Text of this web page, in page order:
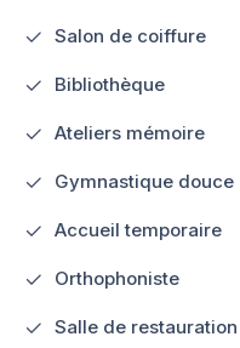
Salon de coiffure
Bibliothèque
Ateliers mémoire
Gymnastique douce
Accueil temporaire
Orthophoniste
Salle de